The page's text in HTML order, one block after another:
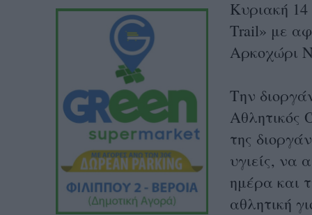
Κυριακή 14
Trail» με
Αρκοχώρι
Την
Αθλητικός
της
υγιείς, να
ημέρα και
αθλητική